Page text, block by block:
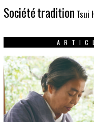
Sociététradition Tsui